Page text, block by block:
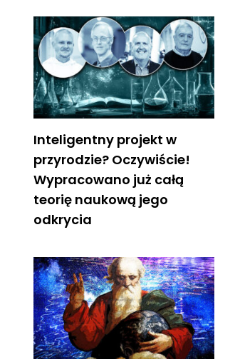
Inteligentny projekt w
przyrodzie? Oczywiście!
Wypracowano już całą
teorię naukową jego
odkrycia